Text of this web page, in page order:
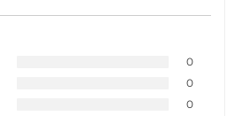
0
0
0